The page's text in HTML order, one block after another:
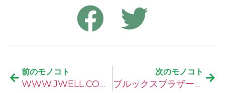
前のモノコト
WWW.JWELL.COM(ジェイウェルドットコム)の口コミ
次のモノコト
ブルックスブラザーズの口コミ